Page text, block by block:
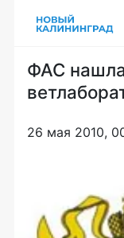
ФАС
26 мая 2010,